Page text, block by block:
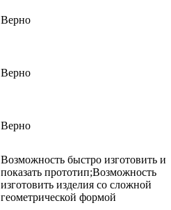
Верно
Верно
Верно
Возможность быстро изготовить и
показать прототип;Возможность
изготовить изделия со сложной
геометрической формой